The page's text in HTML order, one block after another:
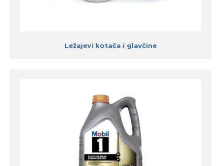
Ležajevi kotača i glavčine